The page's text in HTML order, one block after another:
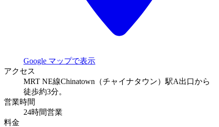
Google マップで表示
アクセス
MRT NE線Chinatown（チャイナタウン）駅A出口から
徒歩約3分。
営業時間
24時間営業
料金